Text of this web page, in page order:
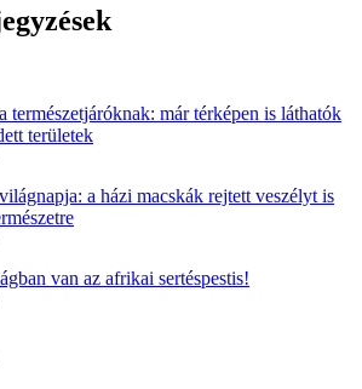
természetjáróknak: már térképen is láthatók
területek
a házi macskák rejtett veszélyt is
van az afrikai sertéspestis!